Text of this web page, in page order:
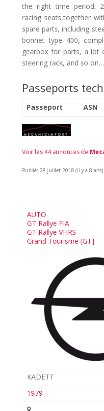
the right time period,
racing seats,together
spare parts, including
bonnet type 400,
gearbox for parts, a lot
steering rack, and so on…
Passeports
Passeport ASN
Voir les 44 annonces de
Publié: 28 juillet 2018 (il y a 8 ans)
AUTO
GT Rallye FIA
GT Rallye VHRS
Grand Tourisme [GT]
KADETT
1979